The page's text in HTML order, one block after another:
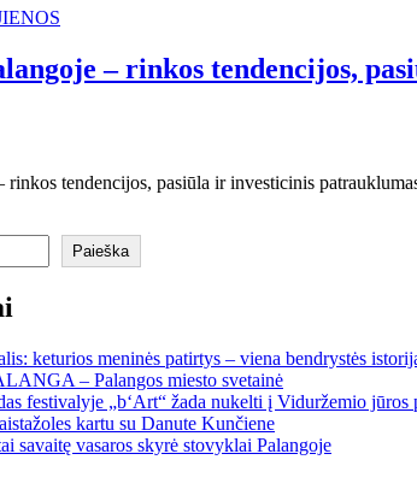
– rinkos tendencijos,
rinkos tendencijos, pasiūla ir investicinis
Paieška
keturios meninės patirtys – viena bendrystės
– Palangos miesto svetainė
festivalyje „b‘Art“ žada nukelti į Viduržemio jūros
kartu su Danute Kunčiene
savaitę vasaros skyrė stovyklai Palangoje